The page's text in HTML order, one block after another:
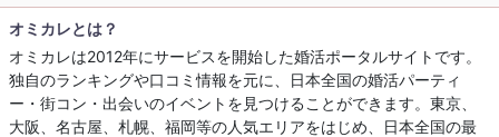
オミカレとは？
オミカレは2012年にサービスを開始した婚活ポータルサイトです。
独自のランキングや口コミ情報を元に、日本全国の婚活パーティ
ー・街コン・出会いのイベントを見つけることができます。東京、
大阪、名古屋、札幌、福岡等の人気エリアをはじめ、日本全国の最